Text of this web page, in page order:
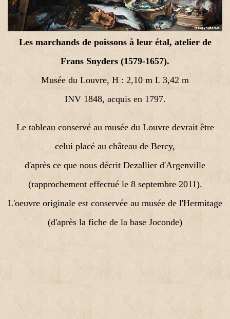
Les marchands de poissons à leur étal, atelier de
Frans Snyders (1579-1657).
Musée du Louvre, H : 2,10 m L 3,42 m
INV 1848, acquis en 1797.
Le tableau conservé au musée du Louvre devrait être
celui placé au château de Bercy,
d'après ce que nous décrit Dezallier d'Argenville
(rapprochement effectué le 8 septembre 2011).
L'oeuvre originale est conservée au musée de l'Hermitage
(d'après la fiche de la base Joconde)